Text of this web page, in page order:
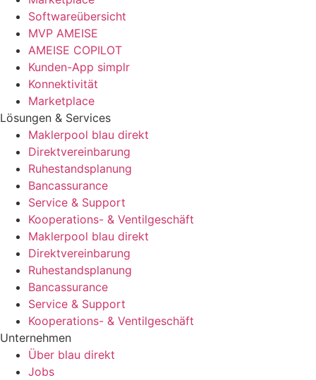
Softwareübersicht
MVP AMEISE
AMEISE COPILOT
Kunden-App simplr
Konnektivität
Marketplace
Lösungen & Services
Maklerpool blau direkt
Direktvereinbarung
Ruhestandsplanung
Bancassurance
Service & Support
Kooperations- & Ventilgeschäft
Maklerpool blau direkt
Direktvereinbarung
Ruhestandsplanung
Bancassurance
Service & Support
Kooperations- & Ventilgeschäft
Unternehmen
Über blau direkt
Jobs